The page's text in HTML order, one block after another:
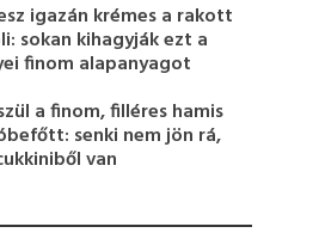
igazán krémes a rakott
sokan kihagyják ezt a
finom alapanyagot
a finom, filléres hamis
senki nem jön rá,
van